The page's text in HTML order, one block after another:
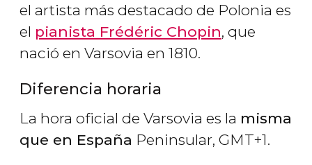
el artista más destacado de Polonia es
el pianista Frédéric Chopin, que
nació en Varsovia en 1810.
Diferencia horaria
La hora oficial de Varsovia es la misma
que en España Peninsular, GMT+1.